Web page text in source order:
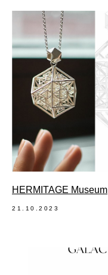
HERMITAGE Museum
21.10.2023